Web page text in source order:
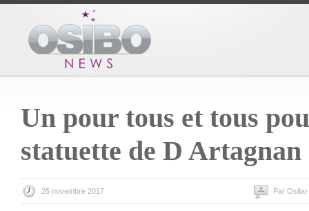
Un pour tous et tous
statuette de D Artagnan
25 novembre 2017 Par Osibo